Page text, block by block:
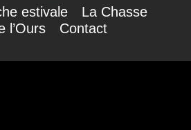
estivale
La Chasse
l’Ours
Contact